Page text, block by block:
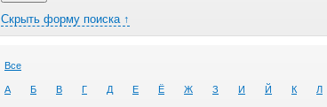
Скрыть форму поиска ↑
Все
А Б В Г Д Е Ё Ж З И Й К Л